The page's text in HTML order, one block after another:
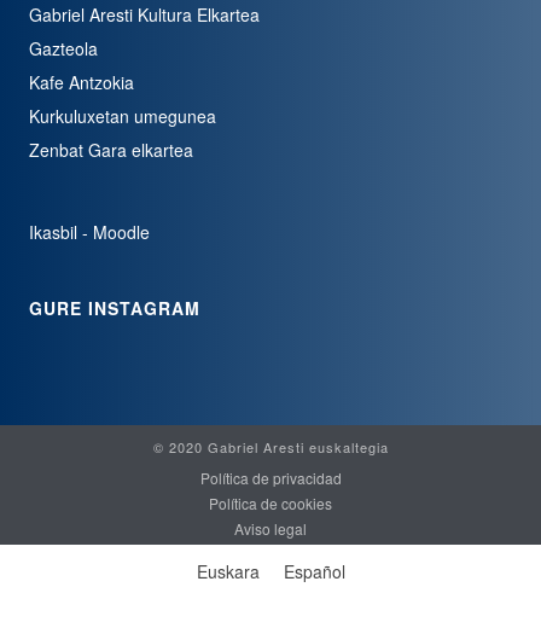
Gabriel Aresti Kultura Elkartea
Gazteola
Kafe Antzokia
Kurkuluxetan umegunea
Zenbat Gara elkartea
Ikasbil - Moodle
GURE INSTAGRAM
© 2020 Gabriel Aresti euskaltegia
Política de privacidad
Política de cookies
Aviso legal
Euskara Español